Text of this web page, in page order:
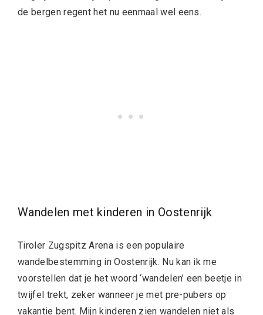
de bergen regent het nu eenmaal wel eens.
Wandelen met kinderen in Oostenrijk
Tiroler Zugspitz Arena is een populaire
wandelbestemming in Oostenrijk. Nu kan ik me
voorstellen dat je het woord ‘wandelen’ een beetje in
twijfel trekt, zeker wanneer je met pre-pubers op
vakantie bent. Mijn kinderen zien wandelen niet als